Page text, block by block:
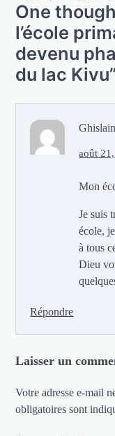
One
l’école
devenu
du lac Kivu”
août
Mon
Je suis
école,
à tous
Dieu
Répondre
Laisser un
Votre adresse e-mail
obligatoires sont